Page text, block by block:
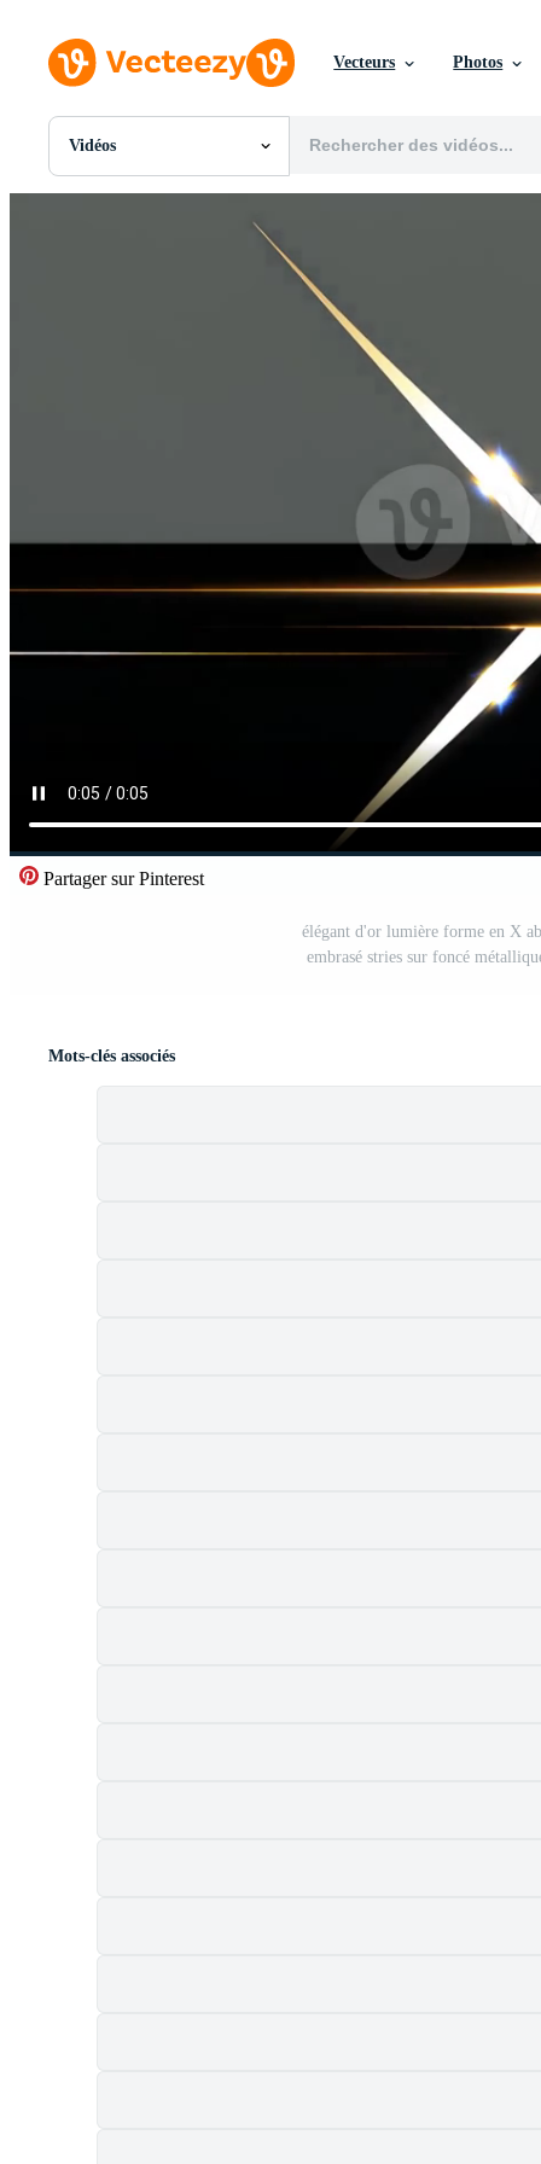
Vecteurs Photos
Vidéos
Toutes Images
Partager sur Pinterest
élégant d'or lumière forme en X
embrasé stries sur foncé
Mots-clés associés